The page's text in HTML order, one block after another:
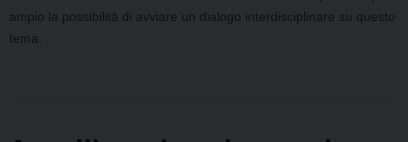
ampio la possibilità di avviare un dialogo interdisciplinare su questo
tema.